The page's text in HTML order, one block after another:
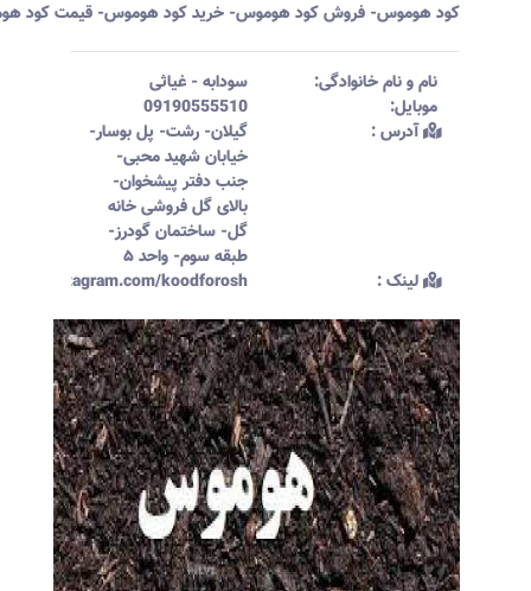
کود هوموس- فروش کود هوموس- خرید کود هوموس- قیمت کود
نام و نام خانوادگی:‌ سودابه - غیاثی
موبایل:‌
09190555510
آدرس :‌
گیلان- رشت- پل بوسار-
خیابان شهید محبی-
جنب دفتر پیشخوان-
بالای گل فروشی خانه
گل- ساختمان گودرز-
طبقه سوم- واحد ۵
لینک :‌
instagram.com/koodforosh